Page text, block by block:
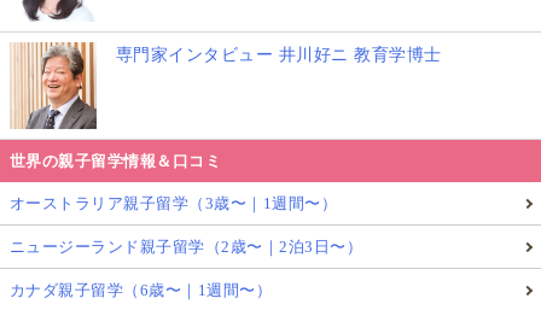
専門家インタビュー 井川好ニ 教育学博士
世界の親子留学情報＆口コミ
オーストラリア親子留学（3歳〜｜1週間〜）
ニュージーランド親子留学（2歳〜｜2泊3日〜）
カナダ親子留学（6歳〜｜1週間〜）